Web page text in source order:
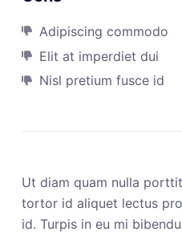
Adipiscing commodo
Elit at imperdiet dui
Nisl pretium fusce id
Ut diam quam nulla
tortor id aliquet lectus
id. Turpis in eu mi